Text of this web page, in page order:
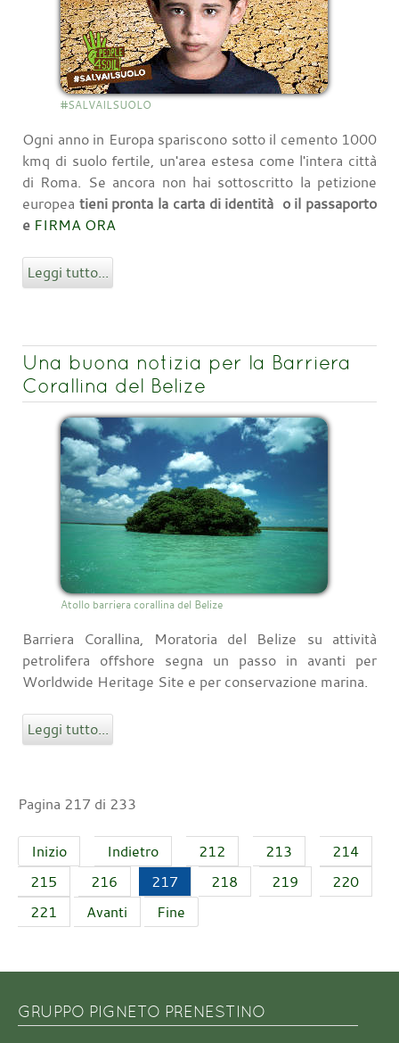
#SALVAILSUOLO
Ogni anno in Europa spariscono sotto il cemento 1000
kmq di suolo fertile, un'area estesa come l'intera città
di Roma. Se ancora non hai sottoscritto la petizione
europea tieni pronta la carta di identità o il passaporto
e FIRMA ORA
Leggi tutto...
Una buona notizia per la Barriera
Corallina del Belize
Atollo barriera corallina del Belize
Barriera Corallina, Moratoria del Belize su attività
petrolifera offshore segna un passo in avanti per
Worldwide Heritage Site e per conservazione marina.
Leggi tutto...
Pagina 217 di 233
Inizio Indietro 212 213
214
215
216 217 218 219
220
221
Avanti Fine
GRUPPO PIGNETO PRENESTINO